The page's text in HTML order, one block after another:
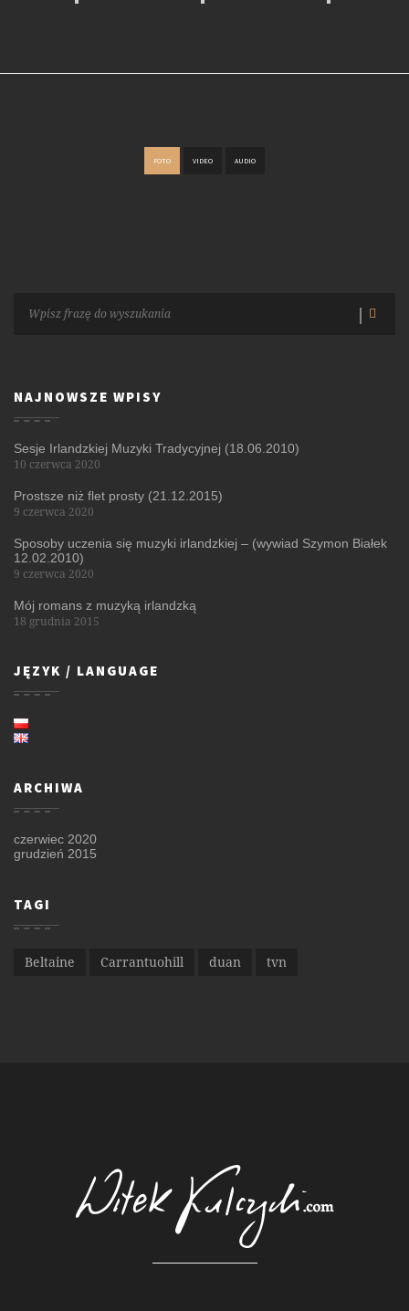
FOTO VIDEO AUDIO
NAJNOWSZE WPISY
Sesje Irlandzkiej Muzyki Tradycyjnej (18.06.2010)
10 czerwca 2020
Prostsze niż flet prosty (21.12.2015)
9 czerwca 2020
Sposoby uczenia się muzyki irlandzkiej – (wywiad Szymon Białek
12.02.2010)
9 czerwca 2020
Mój romans z muzyką irlandzką
18 grudnia 2015
JĘZYK / LANGUAGE
ARCHIWA
czerwiec 2020
grudzień 2015
TAGI
Beltaine Carrantuohill duan tvn